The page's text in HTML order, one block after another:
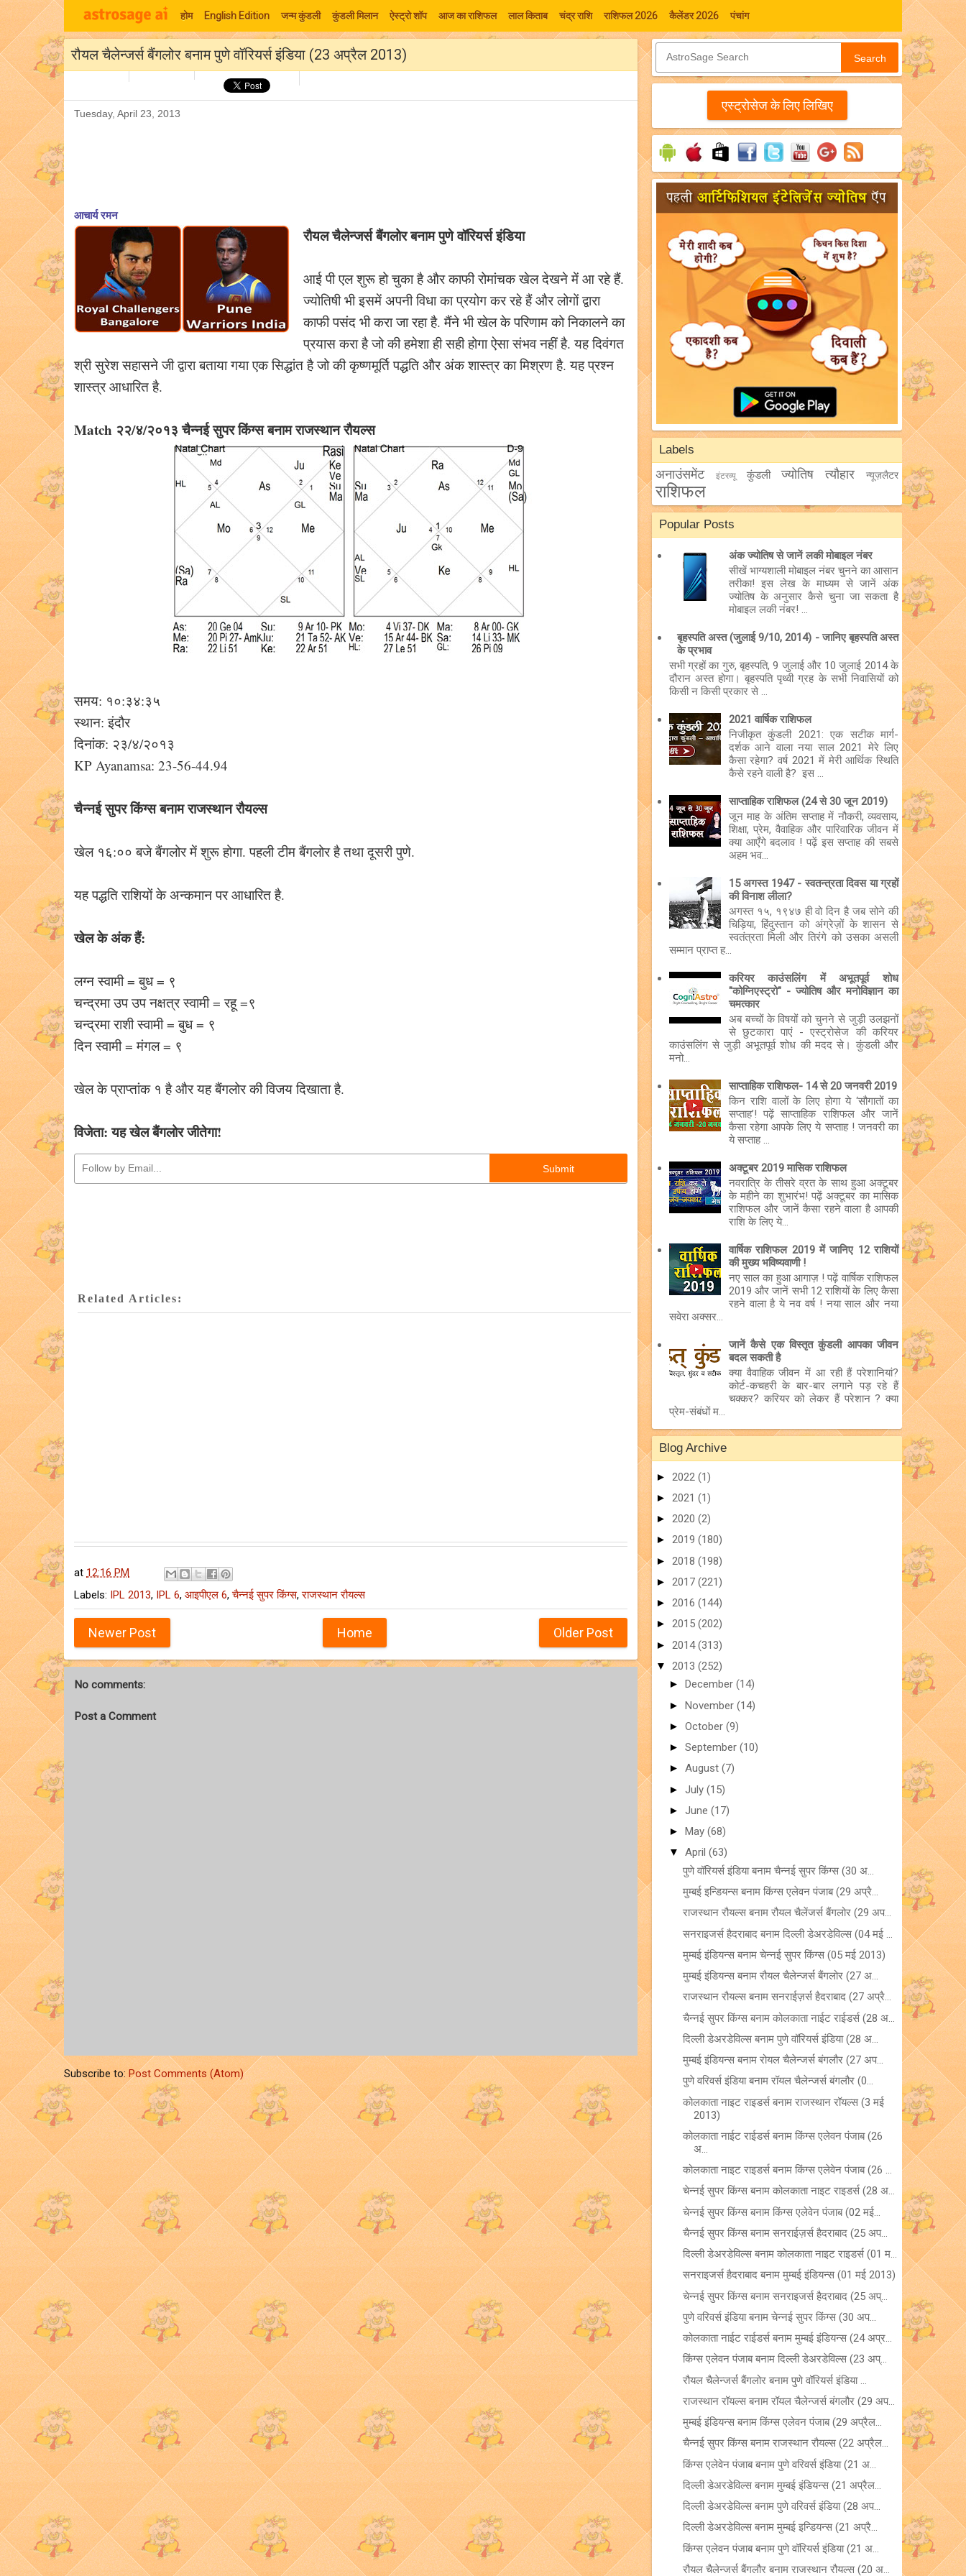
होम English Edition जन्म कुंडली कुंडली मिलान ऐस्ट्रो शॉप आज का राशिफल लाल किताब चंद्र राशि राशिफल 2026 कैलेंडर 2026 पंचांग
रौयल चैलेन्जर्स बैंगलोर बनाम पुणे वॉरियर्स इंडिया (23 अप्रैल 2013)
Tuesday, April 23, 2013
आचार्य रमन
रौयल चैलेन्जर्स बैंगलोर बनाम पुणे वॉरियर्स इंडिया
आई पी एल शुरू हो चुका है और काफी रोमांचक खेल देखने में आ रहे हैं.
ज्योतिषी भी इसमें अपनी विधा का प्रयोग कर रहे हैं और लोगों द्वारा
काफी पसंद भी करा जा रहा है. मैंने भी खेल के परिणाम को निकालने का
प्रयास करा है जो की हमेशा ही सही होगा ऐसा संभव नहीं है. यह दिवंगत
श्री सुरेश सहासने जी द्वारा बताया गया एक सिद्धांत है जो की कृष्णमूर्ति पद्धति और अंक शास्त्र का मिश्रण है. यह प्रश्न
शास्त्र आधारित है.
Match २२/४/२०१३ चैन्नई सुपर किंग्स बनाम राजस्थान रौयल्स
समय: १०:३४:३५
स्थान: इंदौर
दिनांक: २३/४/२०१३
KP Ayanamsa: 23-56-44.94
चैन्नई सुपर किंग्स बनाम राजस्थान रौयल्स
खेल १६:०० बजे बैंगलोर में शुरू होगा. पहली टीम बैंगलोर है तथा दूसरी पुणे.
यह पद्धति राशियों के अन्कमान पर आधारित है.
खेल के अंक हैं:
लग्न स्वामी = बुध = ९
चन्द्रमा उप उप नक्षत्र स्वामी = रहू =९
चन्द्रमा राशी स्वामी = बुध = ९
दिन स्वामी = मंगल = ९
खेल के प्राप्तांक १ है और यह बैंगलोर की विजय दिखाता है.
विजेता: यह खेल बैंगलोर जीतेगा!
Related Articles:
at 12:16 PM
Labels: IPL 2013, IPL 6, आइपीएल 6,चैन्नई सुपर किंग्स,राजस्थान रौयल्स
Newer Post Older Post
Home
No comments:
Post a Comment
Subscribe to:Post Comments (Atom)
Search
एस्‍ट्रोसेज के लिए लिखिए
Labels
अनाउंसमेंट इंटरव्यू कुंडली ज्योतिष त्यौहार न्यूज़लैटर
राशिफल
Popular Posts
अंक ज्योतिष से जानें लकी मोबाइल नंबर
सीखें भाग्यशाली मोबाइल नंबर चुनने का आसान
तरीका! इस लेख के माध्यम से जानें अंक
ज्योतिष के अनुसार कैसे चुना जा सकता है
मोबाइल लकी नंबर! ...
बृहस्पति अस्त (जुलाई 9/10, 2014) - जानिए बृहस्पति अस्त
के प्रभाव
सभी ग्रहों का गुरु, बृहस्पति, 9 जुलाई और 10 जुलाई 2014 के
दौरान अस्त होगा। बृहस्पति पृथ्वी ग्रह के सभी निवासियों को
किसी न किसी प्रकार से ...
2021 वार्षिक राशिफल
निजीकृत कुंडली 2021: एक सटीक मार्ग-
दर्शक आने वाला नया साल 2021 मेरे लिए
कैसा रहेगा? वर्ष 2021 में मेरी आर्थिक स्थिति
कैसे रहने वाली है? इस ...
साप्ताहिक राशिफल (24 से 30 जून 2019)
जून माह के अंतिम सप्ताह में नौकरी, व्यवसाय,
शिक्षा, प्रेम, वैवाहिक और पारिवारिक जीवन में
क्या आएँगे बदलाव ! पढ़ें इस सप्ताह की सबसे
अहम भव...
15 अगस्त 1947 - स्वतन्त्रता दिवस या ग्रहों
की विनाश लीला?
अगस्त १५, १९४७ ही वो दिन है जब सोने की
चिड़िया, हिंदुस्तान को अंग्रेज़ों के शासन से
स्वतंत्रता मिली और तिरंगे को उसका असली
सम्मान प्राप्त ह...
करियर काउंसलिंग में अभूतपूर्व शोध
"कोग्निएस्ट्रो" - ज्योतिष और मनोविज्ञान का
चमत्कार
अब बच्चों के विषयों को चुनने से जुड़ी उलझनों
से छुटकारा पाएं - एस्ट्रोसेज की करियर
काउंसलिंग से जुड़ी अभूतपूर्व शोध की मदद से। कुंडली और
मनो...
साप्ताहिक राशिफल- 14 से 20 जनवरी 2019
किन राशि वालों के लिए होगा ये ‘सौगातों का
सप्ताह’! पढ़ें साप्ताहिक राशिफल और जानें
कैसा रहेगा आपके लिए ये सप्ताह ! जनवरी का
ये सप्ताह ...
अक्टूबर 2019 मासिक राशिफल
नवरात्रि के तीसरे व्रत के साथ हुआ अक्टूबर
के महीने का शुभारंभ! पढ़ें अक्टूबर का मासिक
राशिफल और जानें कैसा रहने वाला है आपकी
राशि के लिए ये...
वार्षिक राशिफल 2019 में जानिए 12 राशियों
की मुख्य भविष्यवाणी !
नए साल का हुआ आगाज़ ! पढ़ें वार्षिक राशिफल
2019 और जानें सभी 12 राशियों के लिए कैसा
रहने वाला है ये नव वर्ष ! नया साल और नया
सवेरा अक्सर...
जानें कैसे एक विस्तृत कुंडली आपका जीवन
बदल सकती है
क्या वैवाहिक जीवन में आ रही हैं परेशानियां?
कोर्ट-कचहरी के बार-बार लगाने पड़ रहे हैं
चक्कर? करियर को लेकर हैं परेशान ? क्या
प्रेम-संबंधों म...
Blog Archive
► 2022 (1)
► 2021 (1)
► 2020 (2)
► 2019 (180)
► 2018 (198)
► 2017 (221)
► 2016 (144)
► 2015 (202)
► 2014(313)
▼ 2013 (252)
► December (14)
► November (14)
► October (9)
► September (10)
► August (7)
► July (15)
► June (17)
► May (68)
▼ April (63)
पुणे वॉरियर्स इंडिया बनाम चैन्नई सुपर किंग्स (30 अ...
मुम्बई इन्डियन्स बनाम किंग्स एलेवन पंजाब (29 अप्रै...
राजस्थान रौयल्स बनाम रौयल चैलेंजर्स बैंगलोर (29 अप...
सनराइजर्स हैदराबाद बनाम दिल्ली डेअरडेविल्स (04 मई ...
मुम्बई इंडियन्स बनाम चेन्नई सुपर किंग्स (05 मई 2013)
मुम्बई इंडियन्स बनाम रौयल चैलेन्जर्स बैंगलोर (27 अ...
राजस्थान रौयल्स बनाम सनराईज़र्स हैदराबाद (27 अप्रै...
चैन्नई सुपर किंग्स बनाम कोलकाता नाईट राईडर्स (28 अ...
दिल्ली डेअरडेविल्स बनाम पुणे वॉरियर्स इंडिया (28 अ...
मुम्बई इंडियन्स बनाम रोयल चैलेन्जर्स बंगलौर (27 अप...
पुणे वरिवर्स इंडिया बनाम रॉयल चैलेन्जर्स बंगलौर (0...
कोलकाता नाइट राइडर्स बनाम राजस्थान रॉयल्स (3 मई
2013)
कोलकाता नाईट राईडर्स बनाम किंग्स एलेवन पंजाब (26
अ...
कोलकाता नाइट राइडर्स बनाम किंग्स एलेवेन पंजाब (26 ...
चेन्नई सुपर किंग्स बनाम कोलकाता नाइट राइडर्स (28 अ...
चेन्नई सुपर किंग्स बनाम किंग्स एलेवेन पंजाब (02 मई...
चैन्नई सुपर किंग्स बनाम सनराईज़र्स हैदराबाद (25 अप...
दिल्ली डेअरडेविल्स बनाम कोलकाता नाइट राइडर्स (01 म...
सनराइजर्स हैदराबाद बनाम मुम्बई इंडियन्स (01 मई 2013)
चेन्नई सुपर किंग्स बनाम सनराइजर्स हैदराबाद (25 अप्...
पुणे वरिवर्स इंडिया बनाम चेन्नई सुपर किंग्स (30 अप...
कोलकाता नाईट राईडर्स बनाम मुम्बई इंडियन्स (24 अप्र...
किंग्स एलेवन पंजाब बनाम दिल्ली डेअरडेविल्स (23 अप्...
रौयल चैलेन्जर्स बैंगलोर बनाम पुणे वॉरियर्स इंडिया ...
राजस्थान रॉयल्स बनाम रॉयल चैलेन्जर्स बंगलौर (29 अप...
मुम्बई इंडियन्स बनाम किंग्स एलेवन पंजाब (29 अप्रैल...
चैन्नई सुपर किंग्स बनाम राजस्थान रौयल्स (22 अप्रैल...
किंग्स एलेवेन पंजाब बनाम पुणे वरिवर्स इंडिया (21 अ...
दिल्ली डेअरडेविल्स बनाम मुम्बई इंडियन्स (21 अप्रैल...
दिल्ली डेअरडेविल्स बनाम पुणे वरिवर्स इंडिया (28 अप...
दिल्ली डेअरडेविल्स बनाम मुम्बई इन्डियन्स (21 अप्रै...
किंग्स एलेवन पंजाब बनाम पुणे वॉरियर्स इंडिया (21 अ...
रौयल चैलेन्जर्स बैंगलौर बनाम राजस्थान रौयल्स (20 अ...